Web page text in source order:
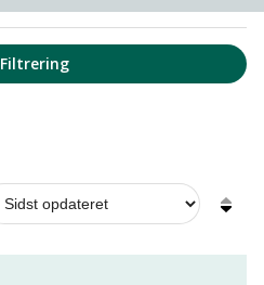
Filtrering